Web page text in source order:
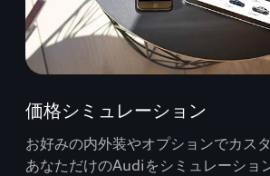
価格シミュレーション
お好みの内外装やオプションでカス
あなただけのAudiをシミュレーショ